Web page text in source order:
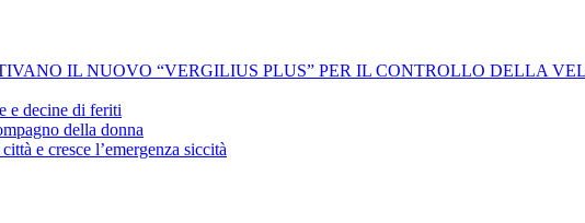
IL NUOVO “VERGILIUS PLUS” PER IL CONTROLLO DELLA
e decine di feriti
della donna
e cresce l’emergenza siccità